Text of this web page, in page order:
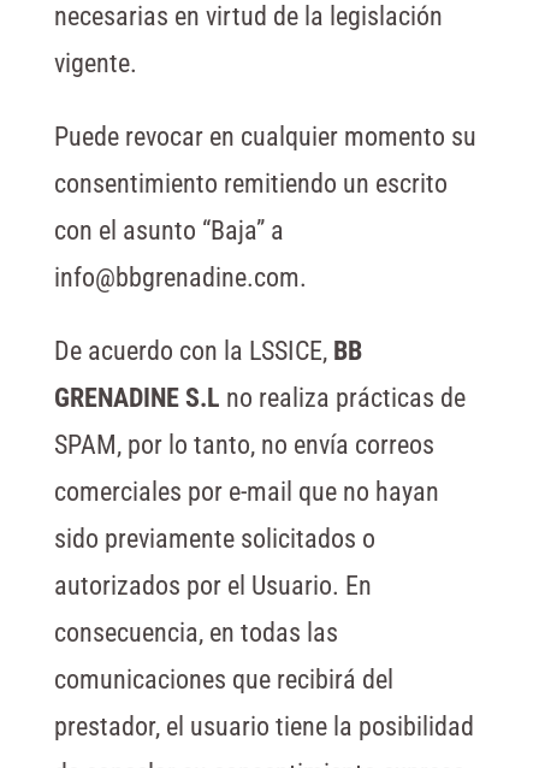
necesarias en virtud de la legislación
vigente.
Puede revocar en cualquier momento su
consentimiento remitiendo un escrito
con el asunto “Baja” a
info@bbgrenadine.com.
De acuerdo con la LSSICE, BB
GRENADINE S.L no realiza prácticas de
SPAM, por lo tanto, no envía correos
comerciales por e-mail que no hayan
sido previamente solicitados o
autorizados por el Usuario. En
consecuencia, en todas las
comunicaciones que recibirá del
prestador, el usuario tiene la posibilidad